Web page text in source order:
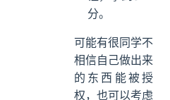
分。
可能有很同学不
相信自己做出来
的东西能被授
权，也可以考虑